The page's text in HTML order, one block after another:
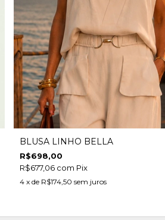
BLUSA LINHO BELLA
R$698,00
R$677,06 com Pix
4 x de R$174,50 sem juros